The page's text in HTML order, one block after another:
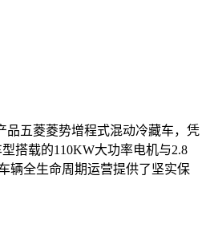
品五菱菱势增程式混动冷藏车，凭
搭载的110KW大功率电机与2.8
辆全生命周期运营提供了坚实保